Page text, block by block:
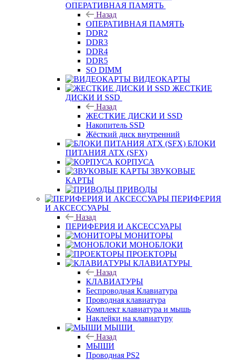
ОПЕРАТИВНАЯ ПАМЯТЬ
Назад
ОПЕРАТИВНАЯ ПАМЯТЬ
DDR2
DDR3
DDR4
DDR5
SO DIMM
ВИДЕОКАРТЫ
ЖЕСТКИЕ
ДИСКИ И SSD
Назад
ЖЕСТКИЕ ДИСКИ И SSD
Накопитель SSD
Жёсткий диск внутренний
БЛОКИ
ПИТАНИЯ ATX (SFX)
КОРПУСА
ЗВУКОВЫЕ
КАРТЫ
ПРИВОДЫ
ПЕРИФЕРИЯ
И АКСЕССУАРЫ
Назад
ПЕРИФЕРИЯ И АКСЕССУАРЫ
МОНИТОРЫ
МОНОБЛОКИ
ПРОЕКТОРЫ
КЛАВИАТУРЫ
Назад
КЛАВИАТУРЫ
Беспроводная Клавиатура
Проводная клавиатура
Комплект клавиатура и мышь
Наклейки на клавиатуру
МЫШИ
Назад
МЫШИ
Проводная PS2